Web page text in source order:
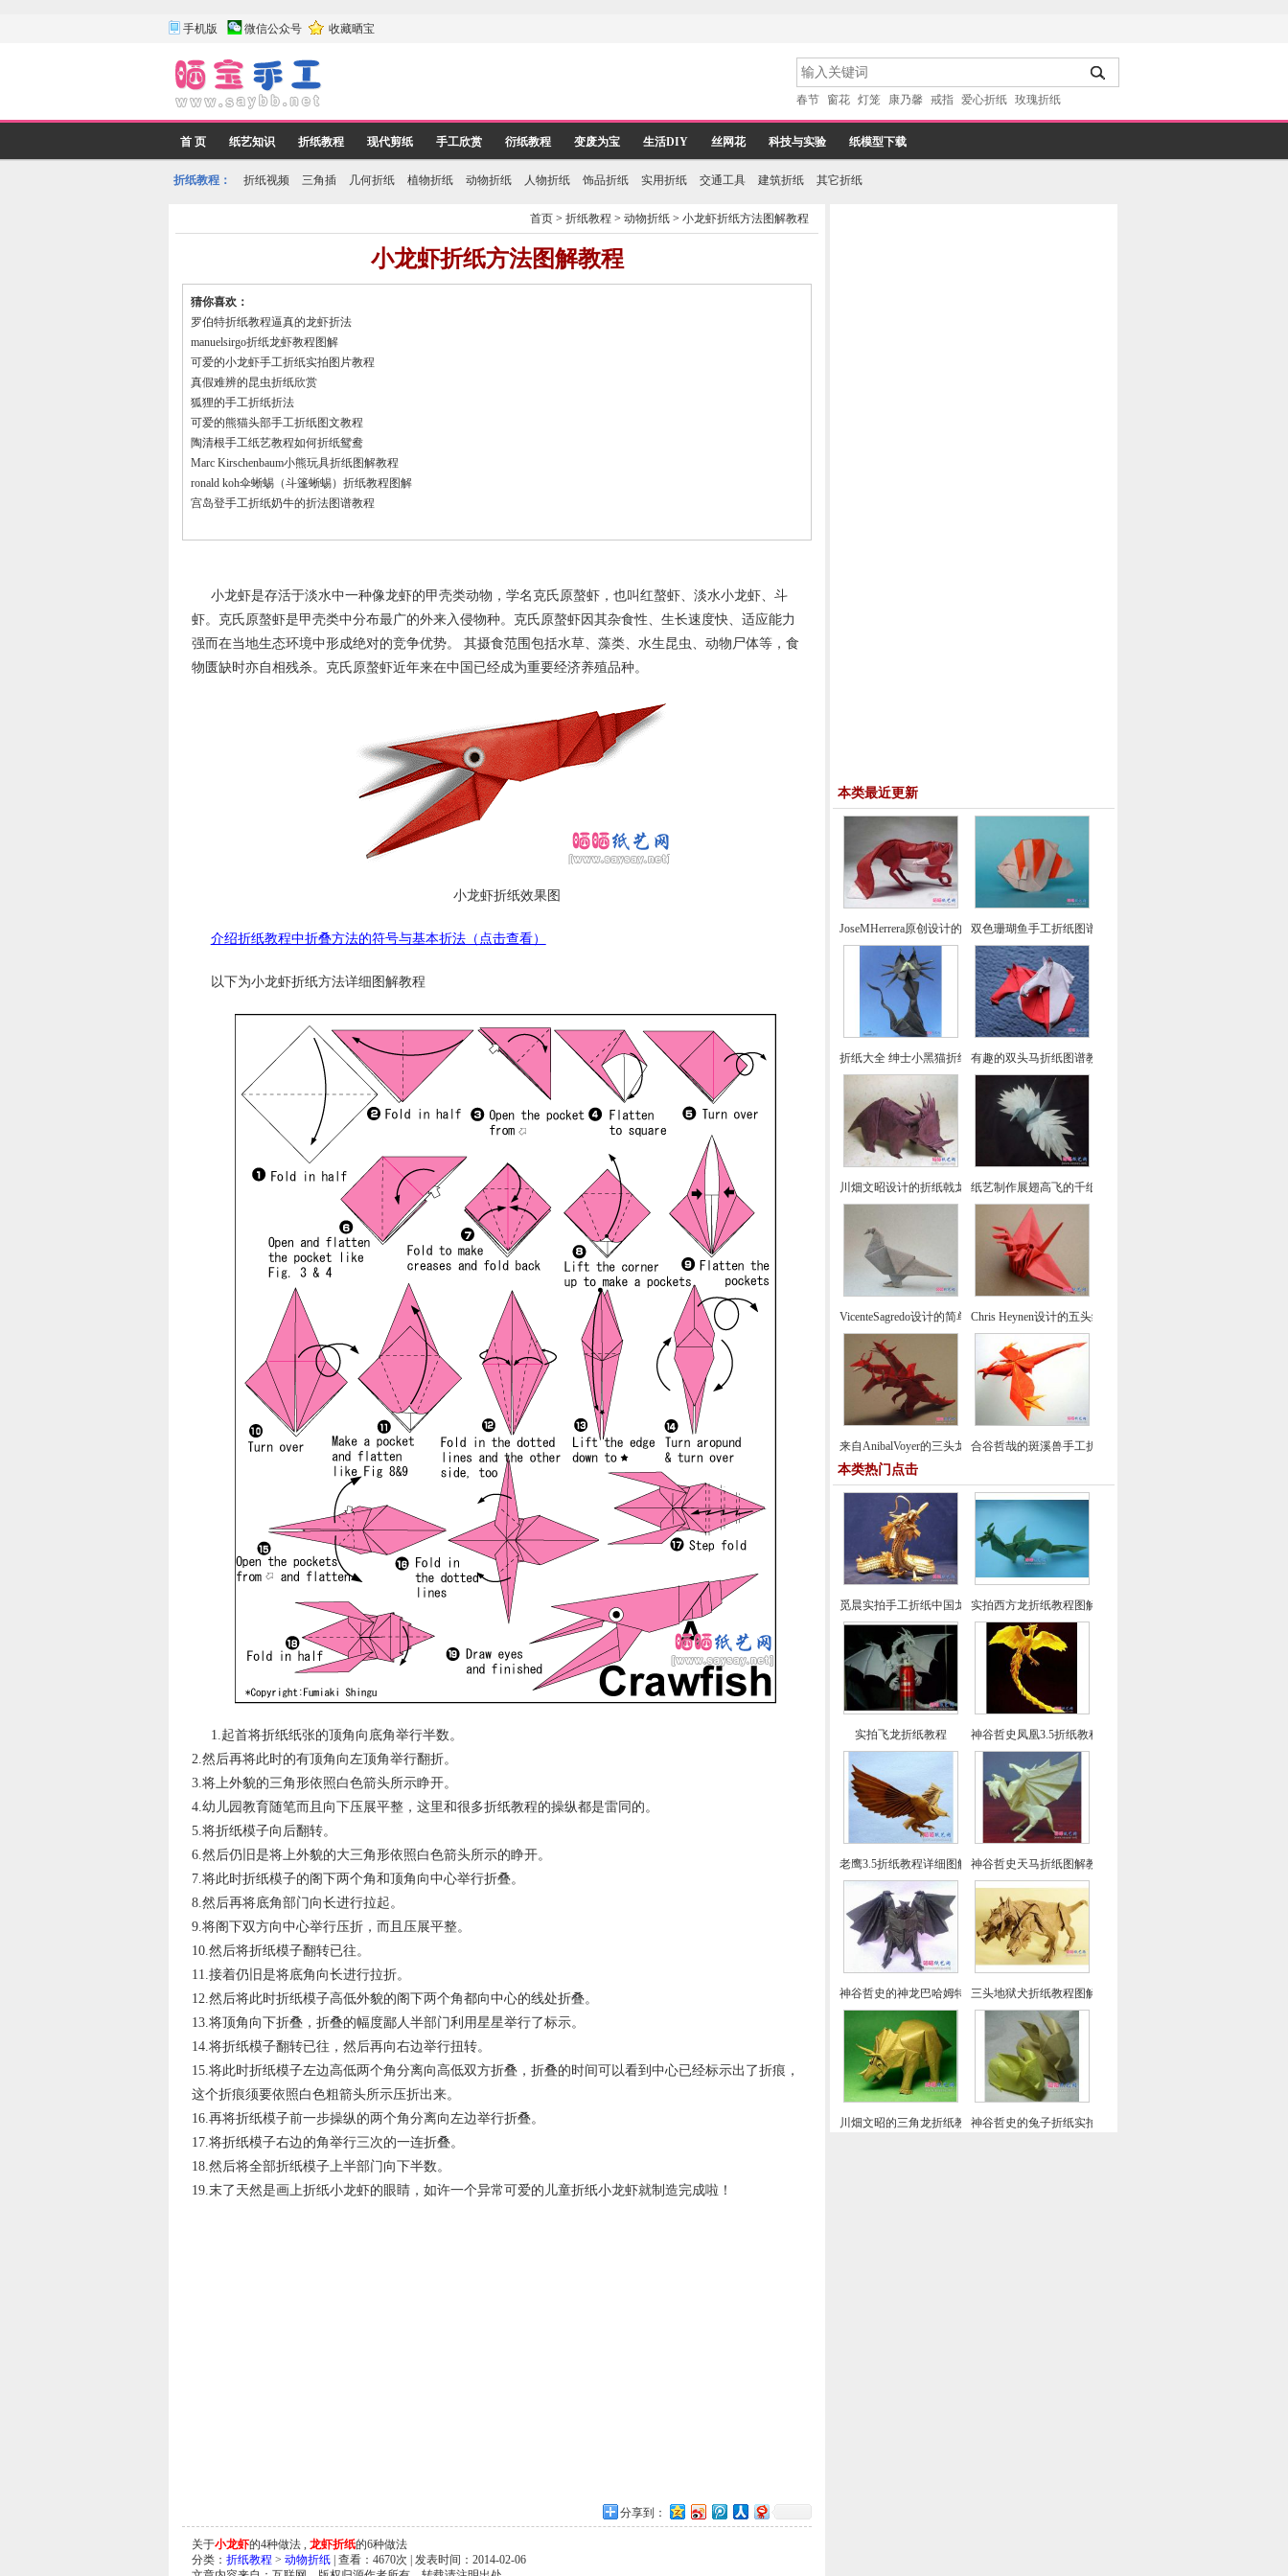
手机版 微信公众号 收藏晒宝
春节 窗花 灯笼 康乃馨 戒指 爱心折纸 玫瑰折纸
首 页 纸艺知识 折纸教程 现代剪纸 手工欣赏 衍纸教程 变废为宝 生活DIY 丝网花 科技与实验 纸模型下载
折纸教程： 折纸视频 三角插 几何折纸 植物折纸 动物折纸 人物折纸 饰品折纸 实用折纸 交通工具 建筑折纸 其它折纸
首页 >折纸教程 >动物折纸 >小龙虾折纸方法图解教程
小龙虾折纸方法图解教程
猜你喜欢：
罗伯特折纸教程逼真的龙虾折法
manuelsirgo折纸龙虾教程图解
可爱的小龙虾手工折纸实拍图片教程
真假难辨的昆虫折纸欣赏
狐狸的手工折纸折法
可爱的熊猫头部手工折纸图文教程
陶清根手工纸艺教程如何折纸鸳鸯
Marc Kirschenbaum小熊玩具折纸图解教程
ronald koh伞蜥蜴（斗篷蜥蜴）折纸教程图解
宫岛登手工折纸奶牛的折法图谱教程
小龙虾是存活于淡水中一种像龙虾的甲壳类动物，学名克氏原螯虾，也叫红螯虾、淡水小龙虾、斗
虾。克氏原螯虾是甲壳类中分布最广的外来入侵物种。克氏原螯虾因其杂食性、生长速度快、适应能力
强而在当地生态环境中形成绝对的竞争优势。 其摄食范围包括水草、藻类、水生昆虫、动物尸体等，食
物匮缺时亦自相残杀。克氏原螯虾近年来在中国已经成为重要经济养殖品种。
小龙虾折纸效果图
介绍折纸教程中折叠方法的符号与基本折法（点击查看）
以下为小龙虾折纸方法详细图解教程
1.起首将折纸纸张的顶角向底角举行半数。
2.然后再将此时的有顶角向左顶角举行翻折。
3.将上外貌的三角形依照白色箭头所示睁开。
4.幼儿园教育随笔而且向下压展平整，这里和很多折纸教程的操纵都是雷同的。
5.将折纸模子向后翻转。
6.然后仍旧是将上外貌的大三角形依照白色箭头所示的睁开。
7.将此时折纸模子的阁下两个角和顶角向中心举行折叠。
8.然后再将底角部门向长进行拉起。
9.将阁下双方向中心举行压折，而且压展平整。
10.然后将折纸模子翻转已往。
11.接着仍旧是将底角向长进行拉折。
12.然后将此时折纸模子高低外貌的阁下两个角都向中心的线处折叠。
13.将顶角向下折叠，折叠的幅度鄙人半部门利用星星举行了标示。
14.将折纸模子翻转已往，然后再向右边举行扭转。
15.将此时折纸模子左边高低两个角分离向高低双方折叠，折叠的时间可以看到中心已经标示出了折痕，
这个折痕须要依照白色粗箭头所示压折出来。
16.再将折纸模子前一步操纵的两个角分离向左边举行折叠。
17.将折纸模子右边的角举行三次的一连折叠。
18.然后将全部折纸模子上半部门向下半数。
19.末了天然是画上折纸小龙虾的眼睛，如许一个异常可爱的儿童折纸小龙虾就制造完成啦！
分享到：
关于小龙虾的4种做法 , 龙虾折纸的6种做法
分类： 折纸教程 > 动物折纸| 查看： 4670次 | 发表时间：2014-02-06
本类最近更新
JoseMHerrera原创设计的回头望小狐狸折纸
双色珊瑚鱼手工折纸图谱教程
折纸大全 绅士小黑猫折纸方法教程有趣的双头马折纸图谱教程
川畑文昭设计的折纸戟龙图谱教程纸艺制作展翅高飞的千纸鹤折纸图文教程
VicenteSagredo设计的简单鸽子折纸教程Chris Heynen设计的五头纸鹤折纸图谱教程
来自AnibalVoyer的三头龙折纸图谱教程合谷哲哉的斑溪兽手工折纸教程
本类热门点击
觅晨实拍手工折纸中国龙组合纸艺制作教程
实拍西方龙折纸教程图解-飞龙折纸
实拍飞龙折纸教程 神谷哲史凤凰3.5折纸教程-高级教程
老鹰3.5折纸教程详细图解-高级教程神谷哲史天马折纸图解教程
神谷哲史的神龙巴哈姆特折纸教程三头地狱犬折纸教程图解-神谷哲史折纸之
川畑文昭的三角龙折纸教程图解神谷哲史的兔子折纸实拍教程(超详细)